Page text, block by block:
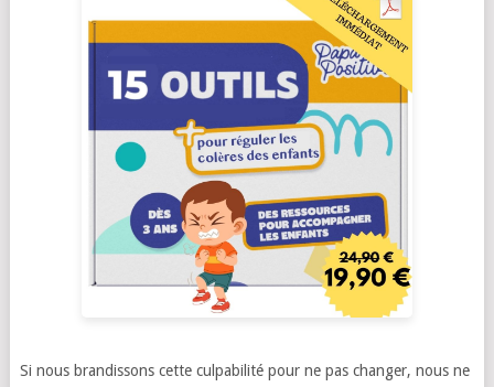
Si nous brandissons cette culpabilité pour ne pas changer, nous ne